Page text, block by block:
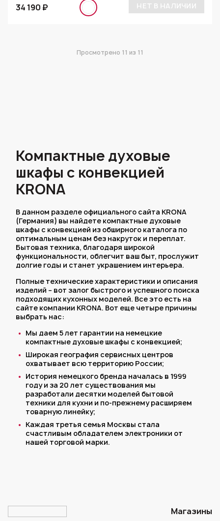
34 190 ₽ НЕТ В НАЛИЧИИ
Просмотрено 11 из 11
Компактные духовые
шкафы с конвекцией
KRONA
В данном разделе официального сайта KRONA
(Германия) вы найдете компактные духовые
шкафы с конвекцией из обширного каталога по
оптимальным ценам без накруток и переплат.
Бытовая техника, благодаря широкой
функциональности, облегчит ваш быт, прослужит
долгие годы и станет украшением интерьера.
Полные технические характеристики и описания
изделий – вот залог быстрого и успешного поиска
подходящих кухонных моделей. Все это есть на
сайте компании KRONA. Вот еще четыре причины
выбрать нас:
Мы даем 5 лет гарантии на немецкие
компактные духовые шкафы с конвекцией;
Широкая география сервисных центров
охватывает всю территорию России;
История немецкого бренда началась в 1999
году и за 20 лет существования мы
разработали десятки моделей бытовой
техники для кухни и по-прежнему расширяем
товарную линейку;
Каждая третья семья Москвы стала
счастливым обладателем электроники от
нашей торговой марки.
Магазины